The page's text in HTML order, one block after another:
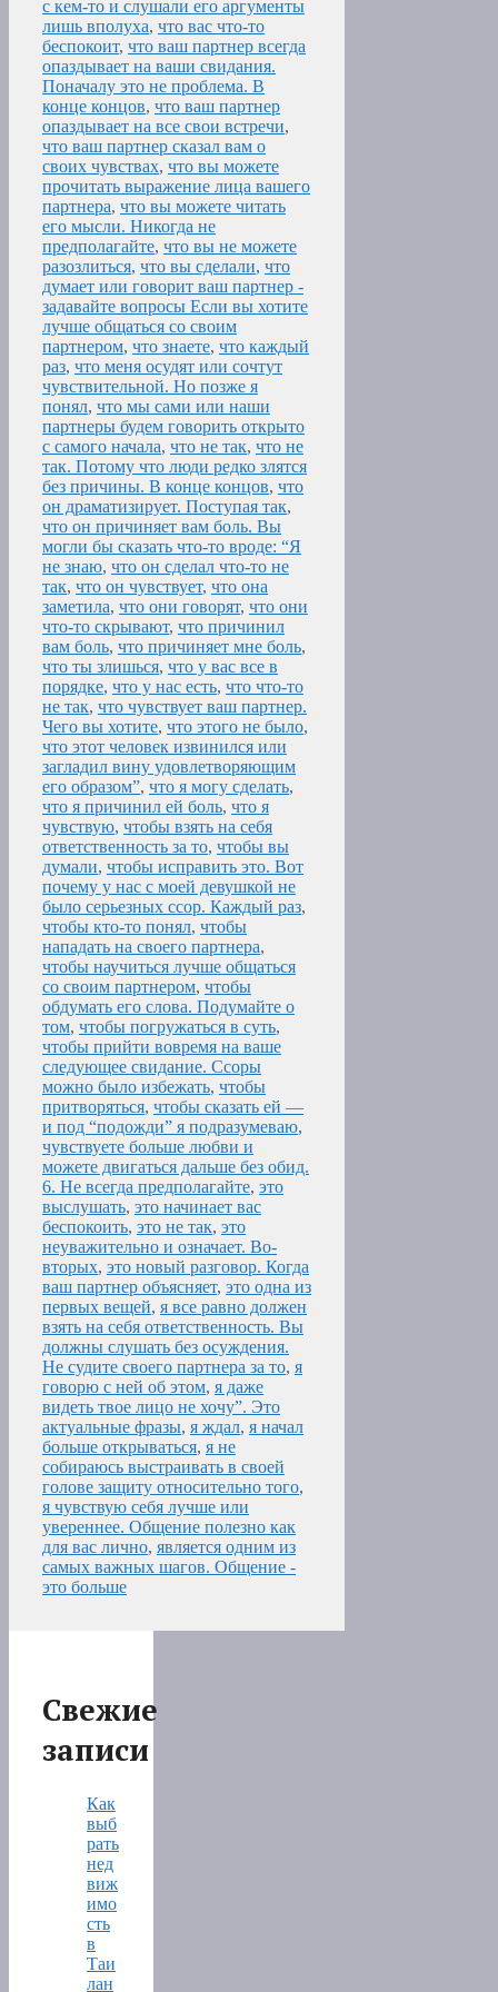
с кем-то и слушали его аргументы
лишь вполуха, что вас что-то
беспокоит, что ваш партнер всегда
опаздывает на ваши свидания.
Поначалу это не проблема. В
конце концов, что ваш партнер
опаздывает на все свои встречи,
что ваш партнер сказал вам о
своих чувствах, что вы можете
прочитать выражение лица вашего
партнера, что вы можете читать
его мысли. Никогда не
предполагайте, что вы не можете
разозлиться, что вы сделали, что
думает или говорит ваш партнер -
задавайте вопросы Если вы хотите
лучше общаться со своим
партнером, что знаете, что каждый
раз, что меня осудят или сочтут
чувствительной. Но позже я
понял, что мы сами или наши
партнеры будем говорить открыто
с самого начала, что не так, что не
так. Потому что люди редко злятся
без причины. В конце концов, что
он драматизирует. Поступая так,
что он причиняет вам боль. Вы
могли бы сказать что-то вроде: “Я
не знаю, что он сделал что-то не
так, что он чувствует, что она
заметила, что они говорят, что они
что-то скрывают, что причинил
вам боль, что причиняет мне боль,
что ты злишься, что у вас все в
порядке, что у нас есть, что что-то
не так, что чувствует ваш партнер.
Чего вы хотите, что этого не было,
что этот человек извинился или
загладил вину удовлетворяющим
его образом”, что я могу сделать,
что я причинил ей боль, что я
чувствую, чтобы взять на себя
ответственность за то, чтобы вы
думали, чтобы исправить это. Вот
почему у нас с моей девушкой не
было серьезных ссор. Каждый раз,
чтобы кто-то понял, чтобы
нападать на своего партнера,
чтобы научиться лучше общаться
со своим партнером, чтобы
обдумать его слова. Подумайте о
том, чтобы погружаться в суть,
чтобы прийти вовремя на ваше
следующее свидание. Ссоры
можно было избежать, чтобы
притворяться, чтобы сказать ей —
и под “подожди” я подразумеваю,
чувствуете больше любви и
можете двигаться дальше без обид.
6. Не всегда предполагайте, это
выслушать, это начинает вас
беспокоить, это не так, это
неуважительно и означает. Во-
вторых, это новый разговор. Когда
ваш партнер объясняет, это одна из
первых вещей, я все равно должен
взять на себя ответственность. Вы
должны слушать без осуждения.
Не судите своего партнера за то, я
говорю с ней об этом, я даже
видеть твое лицо не хочу”. Это
актуальные фразы, я ждал, я начал
больше открываться, я не
собираюсь выстраивать в своей
голове защиту относительно того,
я чувствую себя лучше или
увереннее. Общение полезно как
для вас лично, является одним из
самых важных шагов. Общение -
это больше
Свежие
записи
Как
выб
рать
нед
виж
имо
сть
в
Таи
лан